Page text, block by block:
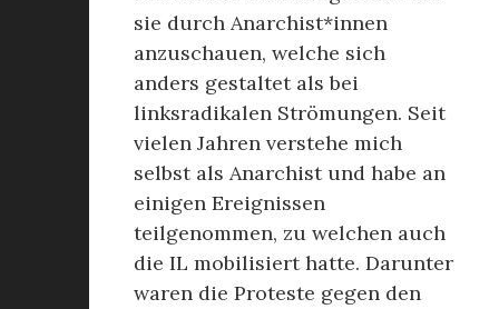
sie durch Anarchist*innen
anzuschauen, welche sich
anders gestaltet als bei
linksradikalen Strömungen. Seit
vielen Jahren verstehe mich
selbst als Anarchist und habe an
einigen Ereignissen
teilgenommen, zu welchen auch
die IL mobilisiert hatte. Darunter
waren die Proteste gegen den